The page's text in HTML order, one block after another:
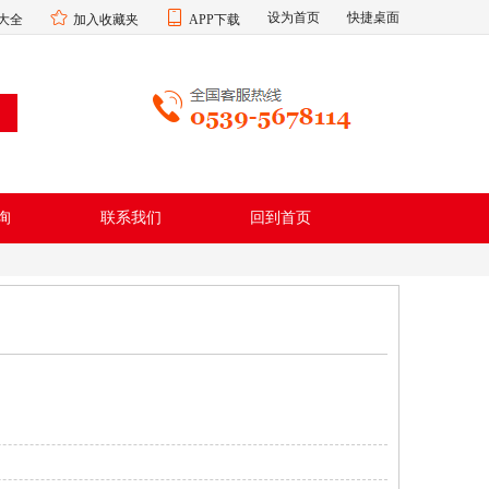
全 加入收藏夹 APP下载 设为首页 快捷桌面
联系我们 回到首页